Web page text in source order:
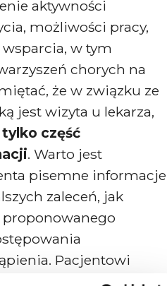
aktywności
możliwości pracy,
w tym
chorych na
że w związku ze
jest wizyta u lekarza,
część
. Warto jest
pisemne informacje
zaleceń, jak
Pacjentowi
się do